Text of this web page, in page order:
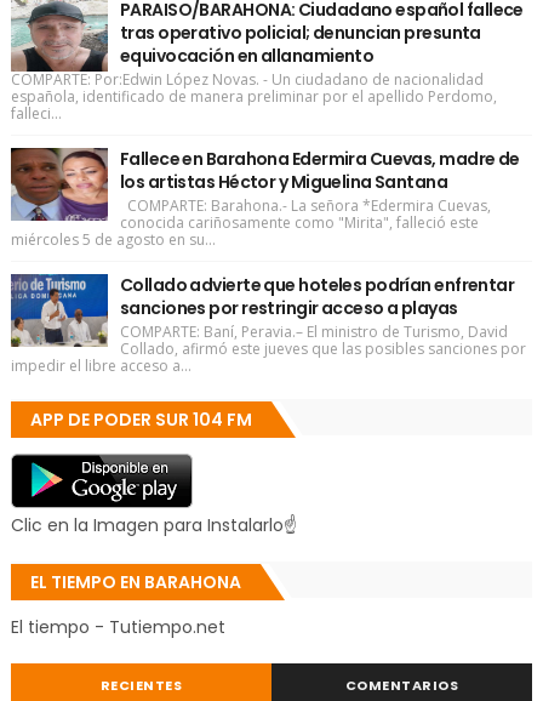
PARAISO/BARAHONA: Ciudadano español fallece
tras operativo policial; denuncian presunta
equivocación en allanamiento
COMPARTE: Por:Edwin López Novas. - Un ciudadano de nacionalidad
española, identificado de manera preliminar por el apellido Perdomo,
falleci...
Fallece en Barahona Edermira Cuevas, madre de
los artistas Héctor y Miguelina Santana
COMPARTE: Barahona.- La señora *Edermira Cuevas,
conocida cariñosamente como "Mirita", falleció este
miércoles 5 de agosto en su...
Collado advierte que hoteles podrían enfrentar
sanciones por restringir acceso a playas
COMPARTE: Baní, Peravia.– El ministro de Turismo, David
Collado, afirmó este jueves que las posibles sanciones por
impedir el libre acceso a...
APP DE PODER SUR 104 FM
Clic en la Imagen para Instalarlo☝
EL TIEMPO EN BARAHONA
El tiempo - Tutiempo.net
RECIENTES COMENTARIOS